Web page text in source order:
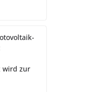
wird zur